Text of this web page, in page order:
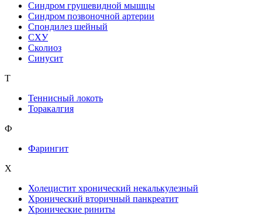
Синдром грушевидной мышцы
Синдром позвоночной артерии
Спондилез шейный
СХУ
Сколиоз
Синусит
Т
Теннисный локоть
Торакалгия
Ф
Фарингит
X
Холецистит хронический некалькулезный
Хронический вторичный панкреатит
Хронические риниты